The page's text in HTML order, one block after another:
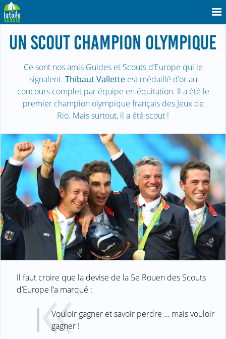
UN SCOUT CHAMPION OLYMPIQUE
Ce sont nos amis Guides et Scouts d’Europe qui le
signalent. Thibaut Valletteest médaillé d’or au
concours complet par équipe en équitation. Il a été le
premier champion olympique français des Jeux de
Rio. Mais surtout, il a été scout !
Il faut croire que la devise de la 5e Rouen des Scouts
d’Europe l’a marqué :
Vouloir gagner et savoir perdre … mais vouloir
gagner !